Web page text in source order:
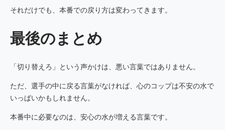
それだけでも、本番での戻り方は変わってきます。
最後のまとめ
「切り替えろ」という声かけは、悪い言葉ではありません。
ただ、選手の中に戻る言葉がなければ、心のコップは不安の水で
いっぱいかもしれません。
本番中に必要なのは、安心の水が増える言葉です。